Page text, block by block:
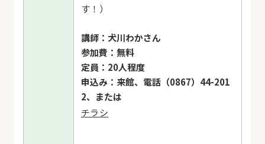
す！）
講師：犬川わかさん
参加費：無料
定員：20人程度
申込み：来館、電話（0867）44-201
2、または
チラシ